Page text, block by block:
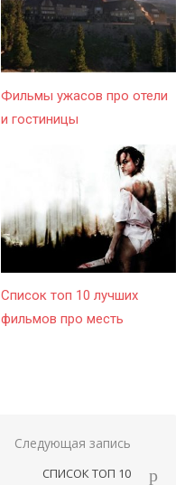
Фильмы ужасов про отели
и гостиницы
Список топ 10 лучших
фильмов про месть
Следующая запись
СПИСОК ТОП 10